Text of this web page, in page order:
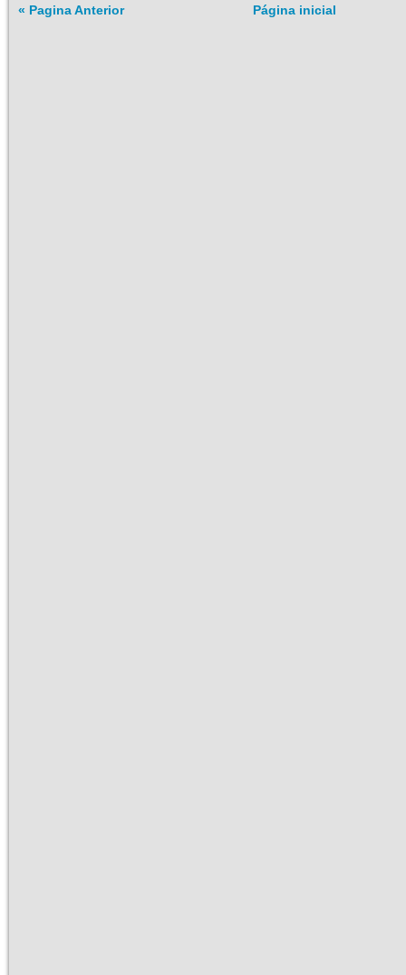
« Pagina Anterior Página inicial